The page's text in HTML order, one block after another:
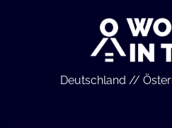
Deutschland //